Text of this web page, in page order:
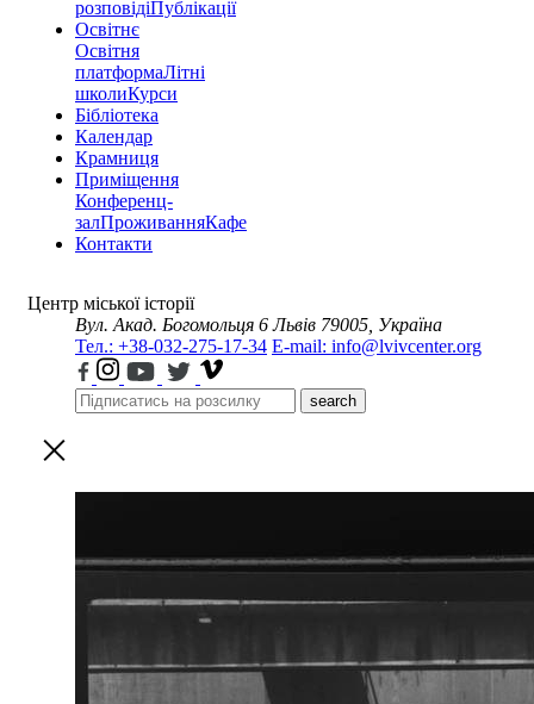
розповідіПублікації
Освітнє
Освітня
платформаЛітні
школиКурси
Бібліотека
Календар
Крамниця
Приміщення
Конференц-
залПроживанняКафе
Контакти
Центр міської історії
Вул. Акад. Богомольця 6 Львів 79005, Україна
Тел.: +38-032-275-17-34 E-mail: info@lvivcenter.org
search